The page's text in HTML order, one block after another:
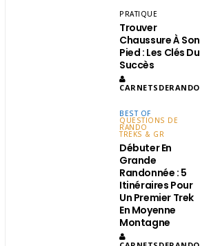
PRATIQUE
Trouver
Chaussure À Son
Pied : Les Clés Du
Succès
CARNETSDERANDO
BEST OF
QUESTIONS DE
RANDO
TREKS & GR
Débuter En
Grande
Randonnée : 5
Itinéraires Pour
Un Premier Trek
En Moyenne
Montagne